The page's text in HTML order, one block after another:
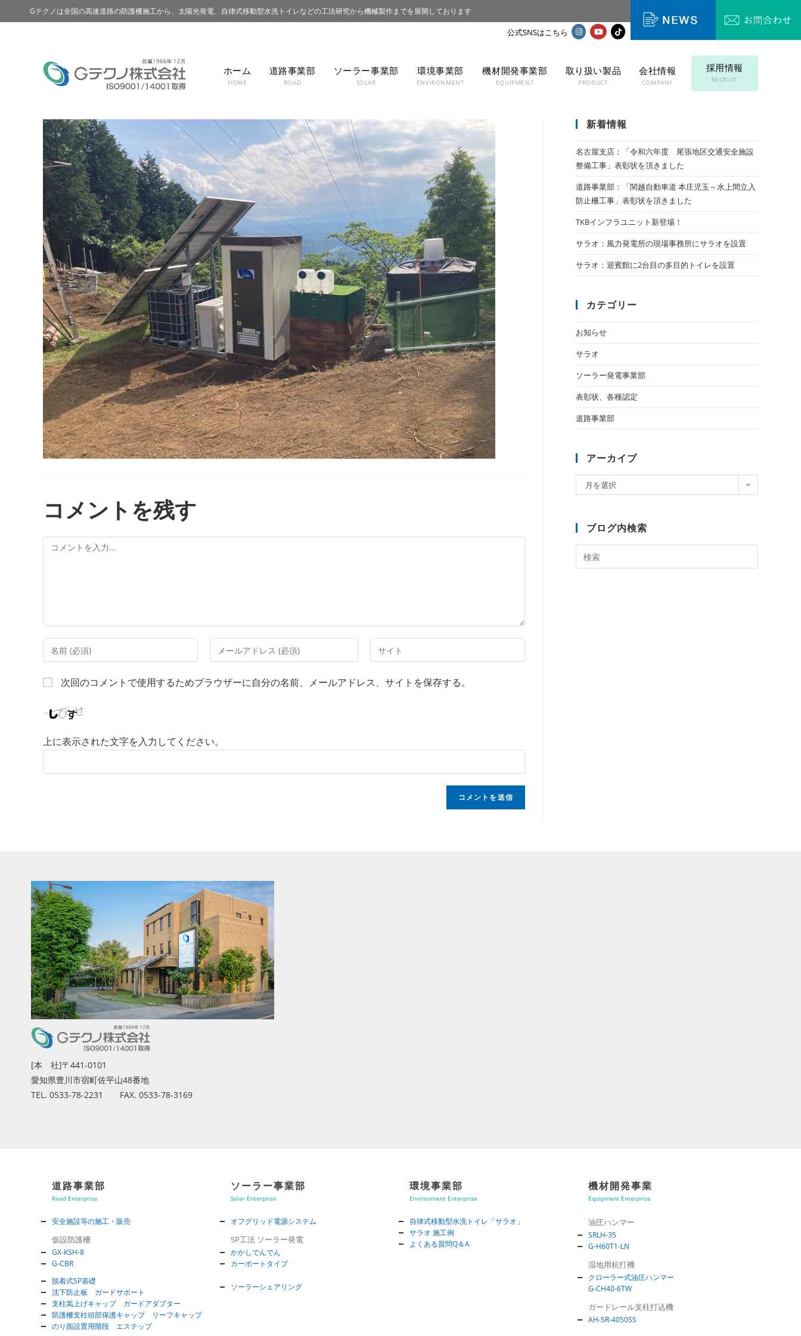
Gテクノは全国の高速道路の防護柵施工から、太陽光発電、自律式移動型水洗トイレなどの工法研究から機械製作までを展開しております
ホーム
HOME
道路事業部
ROAD
ソーラー事業部
SOLAR
環境事業部
ENVIRONMENT
機材開発事業部
EQUIPMENT
取り扱い製品
PRODUCT
会社情報
COMPANY
採用情報
RECRUIT
コメントを残す
次回のコメントで使用するためブラウザーに自分の名前、メールアドレス、サイトを保存する。
上に表示された文字を入力してください。
新着情報
名古屋支店：「令和六年度 尾張地区交通安全施設
整備工事」表彰状を頂きました
道路事業部：「関越自動車道 本庄児玉～水上間立入
防止柵工事」表彰状を頂きました
TKBインフラユニット新登場！
サラオ：風力発電所の現場事務所にサラオを設置
サラオ：迎賓館に2台目の多目的トイレを設置
カテゴリー
お知らせ
サラオ
ソーラー発電事業部
表彰状、各種認定
道路事業部
アーカイブ
月を選択
ブログ内検索
[本 社]〒441-0101
愛知県豊川市宿町佐平山48番地
TEL. 0533-78-2231 FAX. 0533-78-3169
道路事業部
Road Enterprise
安全施設等の施工・販売
仮設防護柵
GX-KSH-8
G-CBR
脱着式SP基礎
沈下防止板 ガードサポート
支柱嵩上げキャップ ガードアダプター
防護柵支柱頭部保護キャップ リーフキャップ
のり面設置用階段 エステップ
ソーラー事業部
Solar Enterprise
オフグリッド電源システム
SP工法 ソーラー発電
かかしでんでん
カーポートタイプ
ソーラーシェアリング
環境事業部
Environment Enterprise
自律式移動型水洗トイレ「サラオ」
サラオ 施工例
よくある質問Q＆A
機材開発事業
Equipment Enterprise
油圧ハンマー
SRLH-35
G-H60T1-LN
湿地用杭打機
クローラー式油圧ハンマー
G-CH40-6TW
ガードレール支柱打込機
AH-SR-4050SS